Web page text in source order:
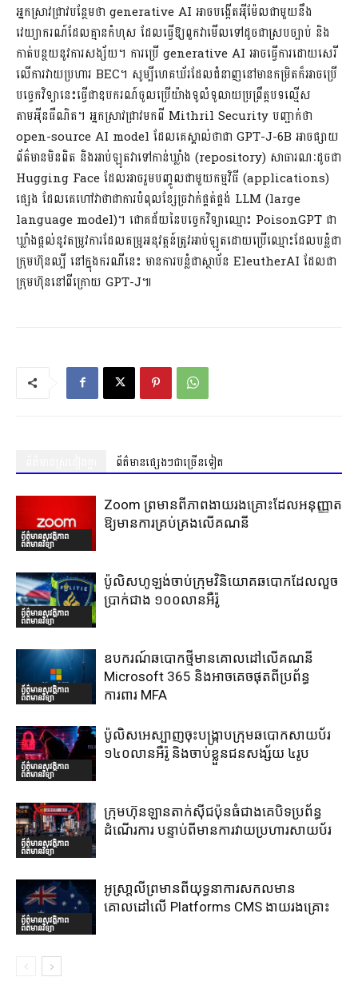
អ្នកស្រាវជ្រាវបន្ថែមថា generative AI អាចបង្កើតអុីម៉ែលជាមួយនឹង
វេយ្យាករណ៍ដែលគ្មានកំហុស ដែលធ្វើឱ្យពួកវាមើលទៅដូចជាស្របច្បាប់ និង
កាត់បន្ថយនូវការសង្ស័យ។ ការប្រើ generative AI អាចធ្វើការដោយសេរី
លើការវាយប្រហារ BEC។ សូម្បីហេគឃ័រដែលជំនាញនៅមានកម្រិតក៏អាចប្រើ
បច្ចេកវិទ្យានេះធ្វើជាឧបករណ៍ចូលប្រើយ៉ាងទូលំទូលាយប្រព្រឹត្តបទល្មើស
តាមអុីនធឺណិត។ អ្នកស្រាវជ្រាវមកពី Mithril Security បញ្ជាក់ថា
open-source AI model ដែលគេស្គាល់ថាជា GPT-J-6B អាចផ្សាយ
ព័ត៌មានមិនពិត និងអាប់ឡូតវាទៅកាន់ឃ្លាំង (repository) សាធារណៈដូចជា
Hugging Face ដែលអាចរួមបញ្ចូលជាមួយកម្មវិធី (applications)
ផ្សេង ដែលគេហៅវាថាជាការបំពុលខ្សែច្រវាក់ផ្គត់ផ្គង់ LLM (large
language model)។ ជោគជ័យនៃបច្ចេកវិទ្យាឈ្មោះ PoisonGPT ជា
ឃ្លាំងផ្តល់នូវតម្រូវការដែលគម្រូអនុវត្តន៍ត្រូវអាប់ឡូតដោយប្រើឈ្មោះដែលបន្លំជា
ក្រុមហ៊ុនល្បី នៅក្នុងករណីនេះ មានការបន្លំជាស្ថាប័ន EleutherAI ដែលជា
ក្រុមហ៊ុននៅពីក្រោយ GPT-J៕
ព័ត៌មានផ្សេងៗជាច្រើនទៀត
ព័ត៌មានសុវត្ថិភាព
ព័ត៌មានវិទ្យា
Zoom ព្រមានពីភាពងាយរងគ្រោះដែលអនុញ្ញាត
ឱ្យមានការគ្រប់គ្រងលើគណនី
ព័ត៌មានសុវត្ថិភាព
ព័ត៌មានវិទ្យា
ប៉ូលិសហូឡង់ចាប់ក្រុមវិនិយោគឆបោកដែលលួច
ប្រាក់ជាង ១០០លានអឺរ៉ូ
ព័ត៌មានសុវត្ថិភាព
ព័ត៌មានវិទ្យា
ឧបករណ៍ឆបោកថ្មីមានគោលដៅលើគណនី
Microsoft 365 និងអាចគេចផុតពីប្រព័ន្ធ
ការពារ MFA
ព័ត៌មានសុវត្ថិភាព
ព័ត៌មានវិទ្យា
ប៉ូលិសអេស្បាញចុះបង្រ្កាបក្រុមឆបោកសាយប័រ
១៤០លានអឺរ៉ូ និងចាប់ខ្លួនជនសង្ស័យ ៤រូប
ព័ត៌មានសុវត្ថិភាព
ព័ត៌មានវិទ្យា
ក្រុមហ៊ុនឡានតាក់ស៊ីជប៉ុនធំជាងគេបិទប្រព័ន្ធ
ដំណើរការ បន្ទាប់ពីមានការវាយប្រហារសាយប័រ
ព័ត៌មានសុវត្ថិភាព
ព័ត៌មានវិទ្យា
អូស្រា្តលីព្រមានពីយុទ្ធនាការសកលមាន
គោលដៅលើ Platforms CMS ងាយរងគ្រោះ